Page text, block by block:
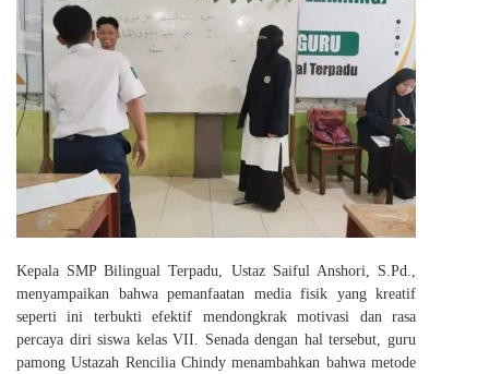
Kepala SMP Bilingual Terpadu, Ustaz Saiful Anshori, S.Pd.,
menyampaikan bahwa pemanfaatan media fisik yang kreatif
seperti ini terbukti efektif mendongkrak motivasi dan rasa
percaya diri siswa kelas VII. Senada dengan hal tersebut, guru
pamong Ustazah Rencilia Chindy menambahkan bahwa metode